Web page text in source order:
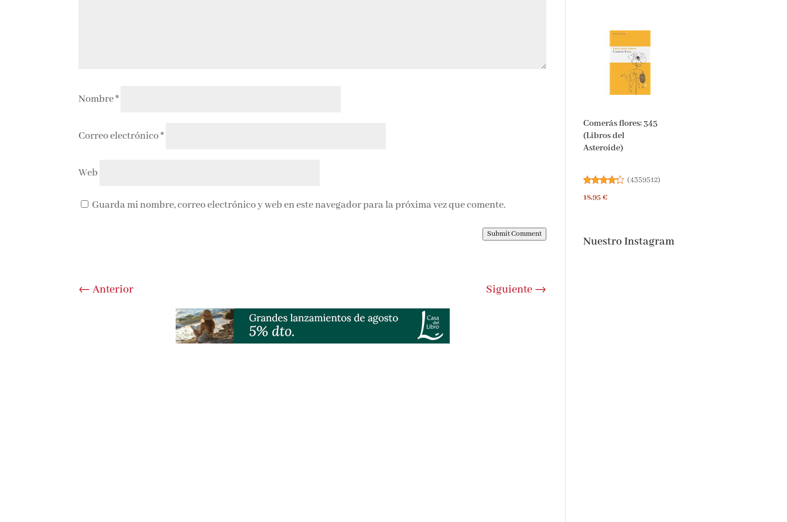
Nombre*
Correo electrónico*
Web
Guarda mi nombre, correo electrónico y web en este navegador para la próxima vez que comente.
Submit Comment
←Anterior Siguiente→
Comerás flores: 345
(Libros del
Asteroide)
(4359512)
18,95 €
Nuestro Instagram